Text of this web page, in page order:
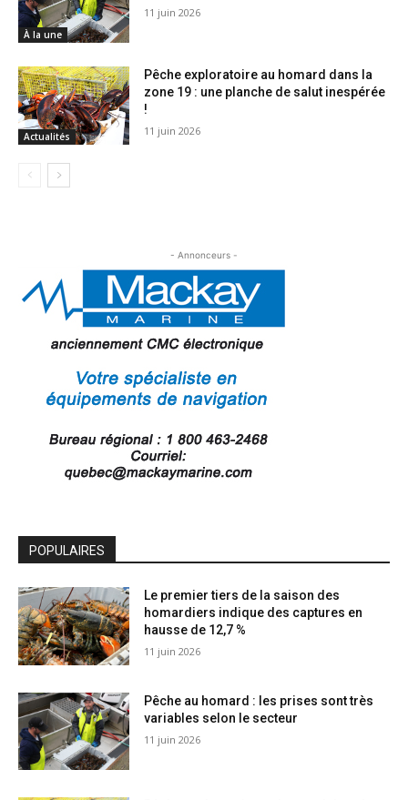
À la une
11 juin 2026
Actualités
Pêche exploratoire au homard dans la
zone 19 : une planche de salut inespérée
!
11 juin 2026
- Annonceurs -
POPULAIRES
Le premier tiers de la saison des
homardiers indique des captures en
hausse de 12,7 %
11 juin 2026
Pêche au homard : les prises sont très
variables selon le secteur
11 juin 2026